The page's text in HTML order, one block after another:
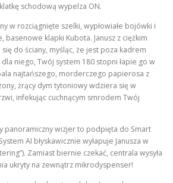
schodową wypelza ON.
w rozciągnięte szelki, wypłowiałe bojówki i
klapki Kubota. Janusz z ciężkim
do ściany, myśląc, że jest poza kadrem
niego, Twój system 180 stopni łapie go w
najtańszego, morderczego papierosa z
żrący dym tytoniowy wdziera się w
infekując cuchnącym smrodem Twój
panoramiczny wizjer to podpięta do Smart
AI błyskawicznie wyłapuje Janusza w
Zamiast biernie czekać, centrala wysyła
ukryty na zewnątrz mikrodyspenser!